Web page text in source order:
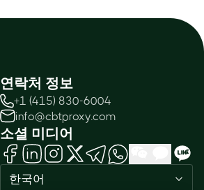
연락처 정보
+1 (415) 830-6004
info@cbtproxy.com
소셜 미디어
한국어